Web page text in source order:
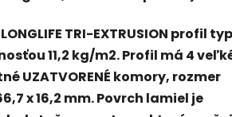
TRI-EXTRUSION profil typ
11,2 kg/m2. Profil má 4
UZATVORENÉ komory, rozmer
x 16,2 mm. Povrch lamiel je